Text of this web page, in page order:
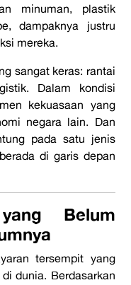
minuman, plastik
dampaknya justru
mereka.
sangat keras: rantai
Dalam kondisi
kekuasaan yang
negara lain. Dan
pada satu jenis
di garis depan
Belum
tersempit yang
dunia. Berdasarkan